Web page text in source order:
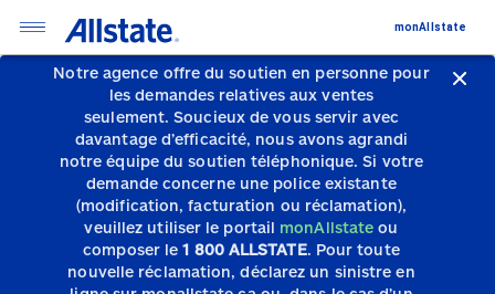
Notre agence offre du soutien en personne pour
les demandes relatives aux ventes
seulement.Soucieux de vous servir avec
davantage d’efficacité, nous avons agrandi
notre équipe du soutien téléphonique.Si votre
demande concerne une police existante
(modification, facturation ou réclamation),
veuillez utiliser le portail monAllstate ou
composer le1 800 ALLSTATE. Pour toute
nouvelle réclamation, déclarez un sinistre en
monAllstate